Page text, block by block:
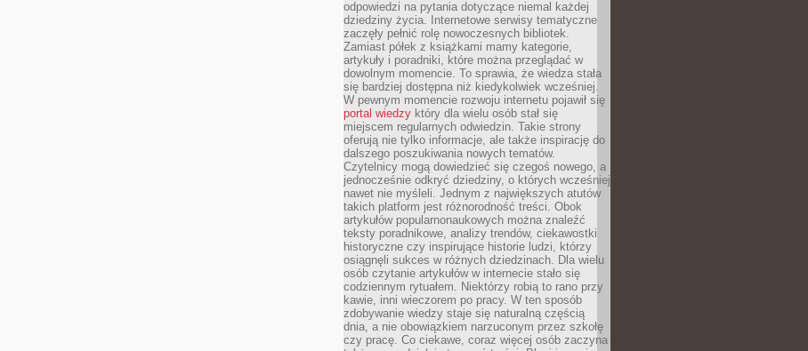
odpowiedzi na pytania dotyczące niemal każdej
dziedziny życia. Internetowe serwisy tematyczne
zaczęły pełnić rolę nowoczesnych bibliotek.
Zamiast półek z książkami mamy kategorie,
artykuły i poradniki, które można przeglądać w
dowolnym momencie. To sprawia, że wiedza stała
się bardziej dostępna niż kiedykolwiek wcześniej.
W pewnym momencie rozwoju internetu pojawił się
portal wiedzy który dla wielu osób stał się
miejscem regularnych odwiedzin. Takie strony
oferują nie tylko informacje, ale także inspirację do
dalszego poszukiwania nowych tematów.
Czytelnicy mogą dowiedzieć się czegoś nowego, a
jednocześnie odkryć dziedziny, o których wcześniej
nawet nie myśleli. Jednym z największych atutów
takich platform jest różnorodność treści. Obok
artykułów popularnonaukowych można znaleźć
teksty poradnikowe, analizy trendów, ciekawostki
historyczne czy inspirujące historie ludzi, którzy
osiągnęli sukces w różnych dziedzinach. Dla wielu
osób czytanie artykułów w internecie stało się
codziennym rytuałem. Niektórzy robią to rano przy
kawie, inni wieczorem po pracy. W ten sposób
zdobywanie wiedzy staje się naturalną częścią
dnia, a nie obowiązkiem narzuconym przez szkołę
czy pracę. Co ciekawe, coraz więcej osób zaczyna